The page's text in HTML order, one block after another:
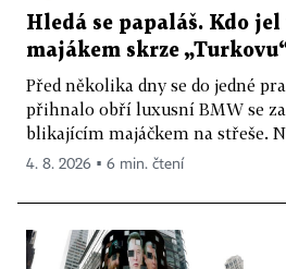
Hledá se papaláš. Kdo
majákem skrze
Před několika dny se do jedné
přihnalo obří luxusní BMW se
blikajícím majáčkem na střeše.
4. 8. 2026 ▪ 6 min. čtení